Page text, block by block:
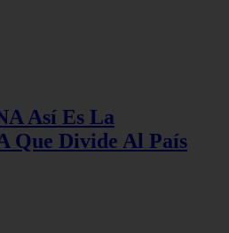
Así Es La
Que Divide Al País